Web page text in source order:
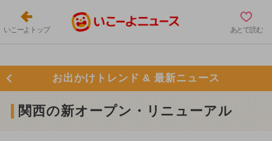
いこーよトップ あとで読む
お出かけトレンド & 最新ニュース
関西の新オープン・リニューアル